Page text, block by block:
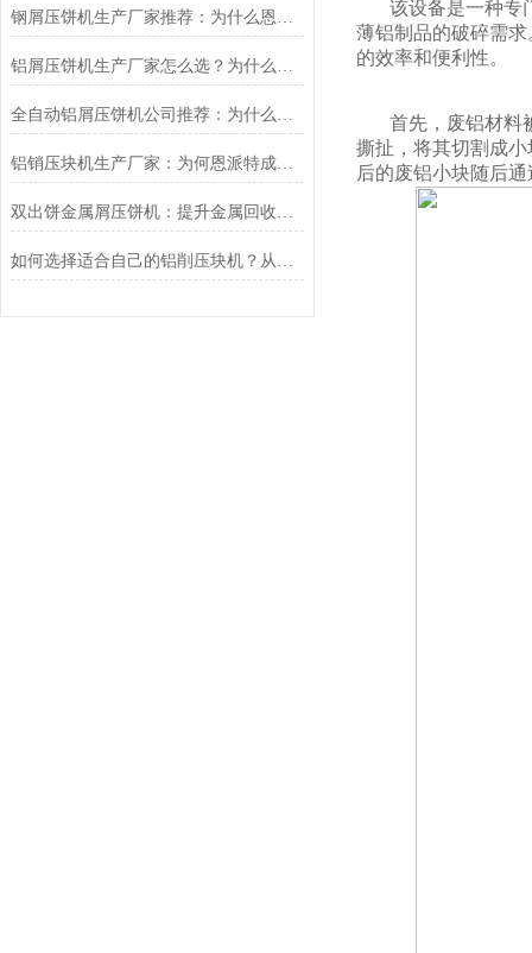
钢屑压饼机生产厂家推荐：为什么恩派特是您值得信赖的选择？
铝屑压饼机生产厂家怎么选？为什么恩派特正在成为行业“优选”
全自动铝屑压饼机公司推荐：为什么恩派特是您的理想选择？
铝销压块机生产厂家：为何恩派特成为行业优选？
双出饼金属屑压饼机：提升金属回收效率的利器
如何选择适合自己的铝削压块机？从产能到效益，这篇选购指南给你讲透
该设备是一种专
薄铝制品的破碎需
的效率和便利性。
首先，废铝材料
撕扯，将其切割成
后的废铝小块随后